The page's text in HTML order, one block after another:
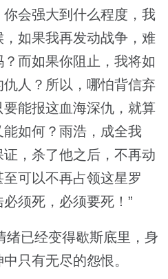
会强大到什么程度，我
如果我再发动战争，难
而如果你阻止，我将如
人？所以，哪怕背信弃
能报这血海深仇，就算
如何？雨浩，成全我
，杀了他之后，不再动
可以不再占领这星罗
须死，必须要死！”
已经变得歇斯底里，身
只有无尽的怨恨。